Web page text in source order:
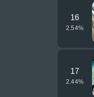
16
2.54%
17
2.44%